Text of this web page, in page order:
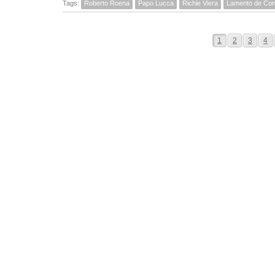
Tags: Roberto Roena Papo Lucca Richie Viera Lamento de
1 2 3 4